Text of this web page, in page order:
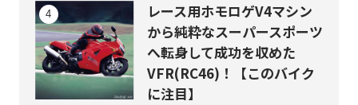
レース用ホモロゲV4マシン
から純粋なスーパースポーツ
へ転身して成功を収めた
VFR(RC46)！【このバイク
に注目】